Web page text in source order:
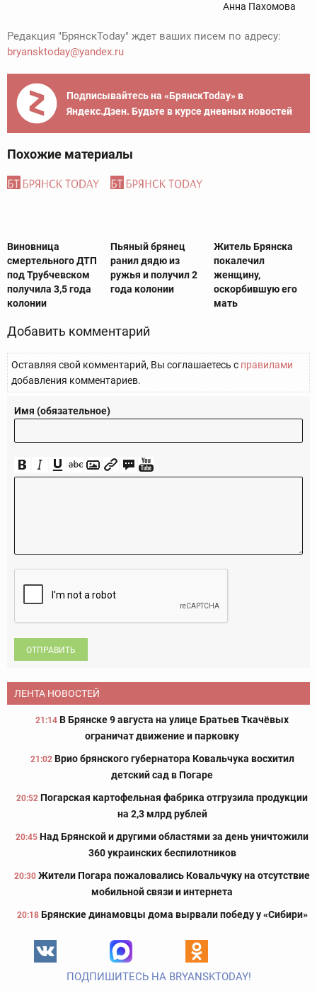
Анна Пахомова
Редакция "БрянскToday" ждет ваших писем по адресу:
bryansktoday@yandex.ru
Подписывайтесь на «БрянскToday» в
Яндекс.Дзен. Будьте в курсе дневных новостей
Похожие материалы
Виновница
смертельного ДТП
под Трубчевском
получила 3,5 года
колонии
Пьяный брянец
ранил дядю из
ружья и получил 2
года колонии
Житель Брянска
покалечил
женщину,
оскорбившую его
мать
Добавить комментарий
Оставляя свой комментарий, Вы соглашаетесь с правилами
добавления комментариев.
Имя (обязательное)
ОТПРАВИТЬ
ЛЕНТА НОВОСТЕЙ
21:14 В Брянске 9 августа на улице Братьев Ткачёвых
ограничат движение и парковку
21:02 Врио брянского губернатора Ковальчука восхитил
детский сад в Погаре
20:52 Погарская картофельная фабрика отгрузила продукции
на 2,3 млрд рублей
20:45 Над Брянской и другими областями за день уничтожили
360 украинских беспилотников
20:30 Жители Погара пожаловались Ковальчуку на отсутствие
мобильной связи и интернета
20:18 Брянские динамовцы дома вырвали победу у «Сибири»
ПОДПИШИТЕСЬ НА BRYANSKTODAY!